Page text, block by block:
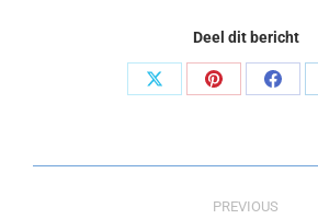
Deel dit bericht
Share
Share
Share
PREVIOUS